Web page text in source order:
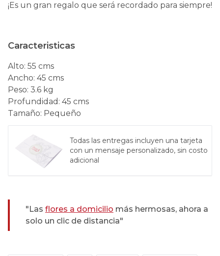
¡Es un gran regalo que será recordado para siempre!
Caracteristicas
Alto: 55 cms
Ancho: 45 cms
Peso: 3.6 kg
Profundidad : 45 cms
Tamaño: Pequeño
Todas las entregas incluyen una tarjeta
con un mensaje personalizado, sin costo
adicional
"Las flores a domicilio más hermosas, ahora a
solo un clic de distancia"